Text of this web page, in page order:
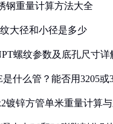
钢重量计算方法大全
大径和小径是多少
螺纹参数及底孔尺寸详
是什么管？能否用3205或
镀锌方管单米重量计算